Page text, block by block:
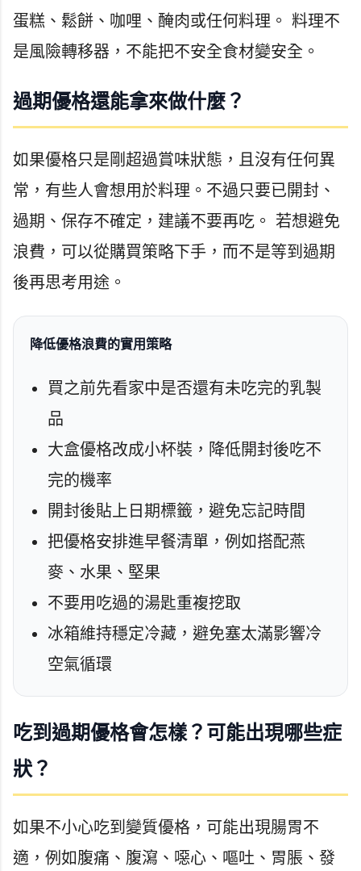
蛋糕、鬆餅、咖哩、醃肉或任何料理。 料理不
是風險轉移器，不能把不安全食材變安全。
過期優格還能拿來做什麼？
如果優格只是剛超過賞味狀態，且沒有任何異
常，有些人會想用於料理。不過只要已開封、
過期、保存不確定，建議不要再吃。 若想避免
浪費，可以從購買策略下手，而不是等到過期
後再思考用途。
降低優格浪費的實用策略
買之前先看家中是否還有未吃完的乳製
品
大盒優格改成小杯裝，降低開封後吃不
完的機率
開封後貼上日期標籤，避免忘記時間
把優格安排進早餐清單，例如搭配燕
麥、水果、堅果
不要用吃過的湯匙重複挖取
冰箱維持穩定冷藏，避免塞太滿影響冷
空氣循環
吃到過期優格會怎樣？可能出現哪些症
狀？
如果不小心吃到變質優格，可能出現腸胃不
適，例如腹痛、腹瀉、噁心、嘔吐、胃脹、發